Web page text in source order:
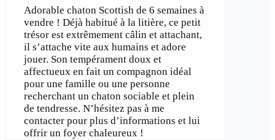
Adorable chaton Scottish de 6 semaines à
vendre ! Déjà habitué à la litière, ce petit
trésor est extrêmement câlin et attachant,
il s’attache vite aux humains et adore
jouer. Son tempérament doux et
affectueux en fait un compagnon idéal
pour une famille ou une personne
recherchant un chaton sociable et plein
de tendresse. N’hésitez pas à me
contacter pour plus d’informations et lui
offrir un foyer chaleureux !